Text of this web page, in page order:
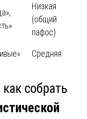
Низкая
(общий
пафос)
Средняя
собрать